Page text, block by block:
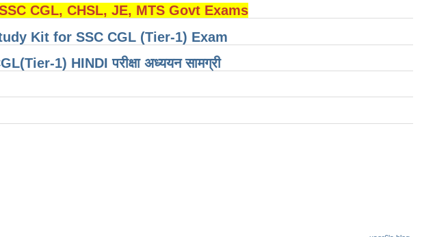
CGL, CHSL, JE, MTS Govt Exams
Kit for SSC CGL (Tier-1) Exam
1) HINDI परीक्षा ​​अध्ययन सामग्री